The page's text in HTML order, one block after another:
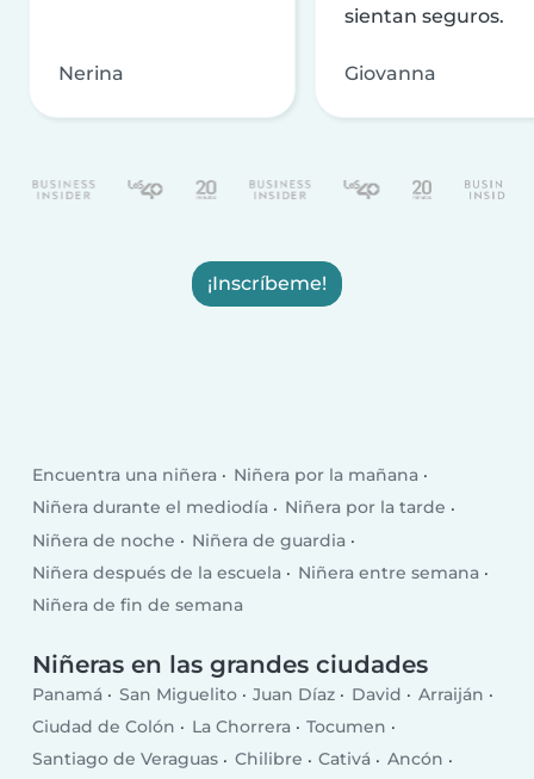
Nerina
sientan seguros.
Giovanna
¡Inscríbeme!
Encuentra una niñera
Niñera por la mañana
Niñera durante el mediodía
Niñera por la tarde
Niñera de noche
Niñera de guardia
Niñera después de la escuela
Niñera entre semana
Niñera de fin de semana
Niñeras en las grandes ciudades
Panamá San Miguelito Juan Díaz David
Arraiján
Ciudad de Colón
La Chorrera
Tocumen
Santiago de Veraguas
Chilibre Cativá
Ancón